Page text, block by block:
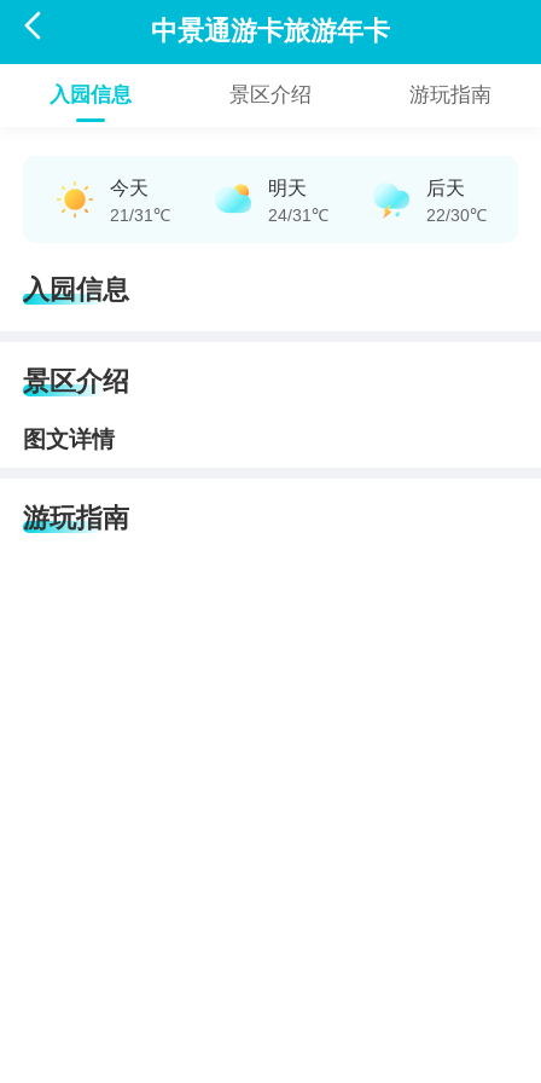
 中景通游卡旅游年卡
入园信息 景区介绍 游玩指南
今天
21/31℃
明天
24/31℃
后天
22/30℃
入园信息
景区介绍
图文详情
游玩指南